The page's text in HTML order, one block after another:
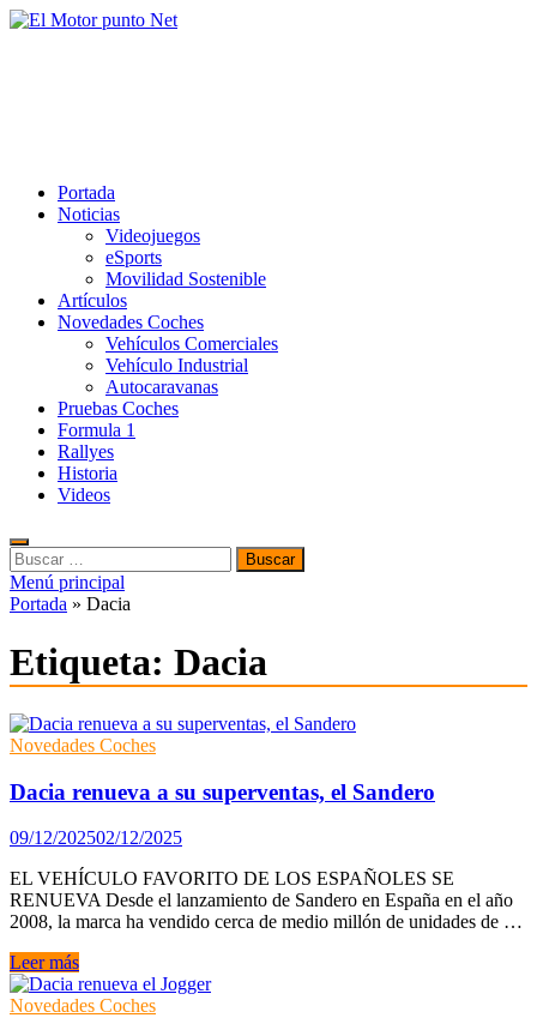
Saltar
Portada
Noticias
Videojuegos
eSports
Movilidad Sostenible
Artículos
Novedades Coches
Vehículos Comerciales
Vehículo Industrial
Autocaravanas
Pruebas Coches
Formula 1
Rallyes
Historia
Videos
Buscar:
Menú principal
Portada » Dacia
Etiqueta: Dacia
Novedades Coches
Dacia renueva a su superventas, el Sandero
09/12/202502/12/2025
EL VEHÍCULO FAVORITO DE LOS ESPAÑOLES SE
RENUEVA Desde el lanzamiento de Sandero en España en el año
2008, la marca ha vendido cerca de medio millón de unidades de …
Dacia
renueva
a
Leer más
Novedades Coches